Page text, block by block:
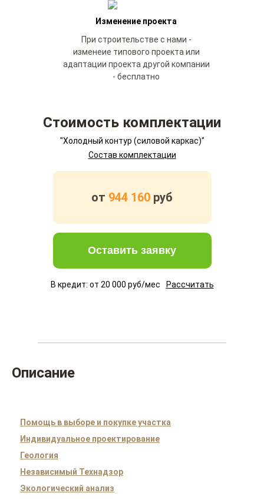
Изменение проекта
При строительстве с нами -
изменеие типового проекта или
адаптации проекта другой компании
- бесплатно
Стоимость комплектации
"Холодный контур (силовой каркас)"
Состав комплектации
от 944 160 руб
Оставить заявку
В кредит: от 20 000 руб/мес Рассчитать
Описание
Помощь в выборе и покупке участка
Индивидуальное проектирование
Геология
Независимый Технадзор
Экологический анализ